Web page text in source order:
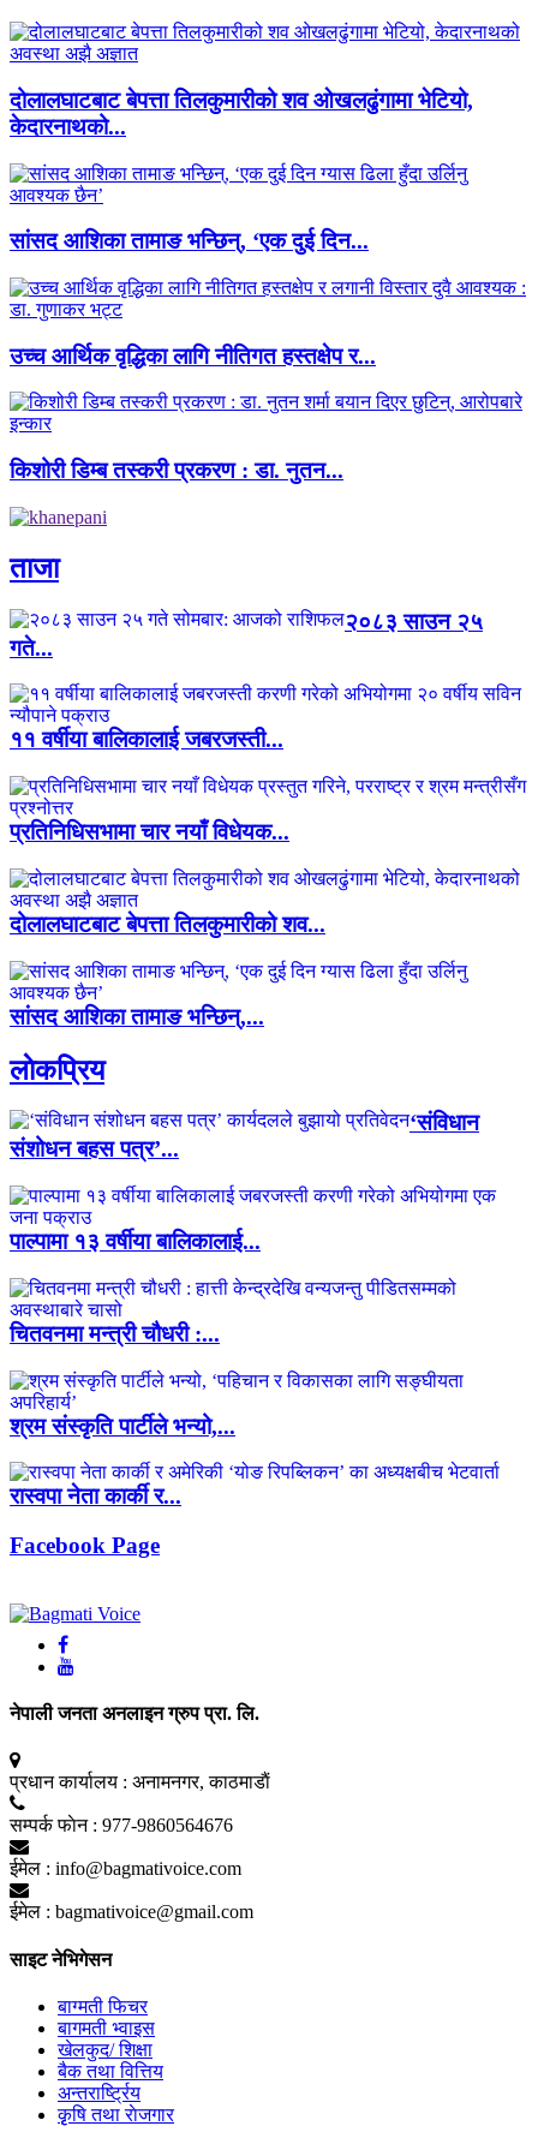
दोलालघाटबाट बेपत्ता तिलकुमारीको शव ओखलढुंगामा भेटियो,
केदारनाथको...
सांसद आशिका तामाङ भन्छिन्, ‘एक दुई दिन...
उच्च आर्थिक वृद्धिका लागि नीतिगत हस्तक्षेप र...
किशोरी डिम्ब तस्करी प्रकरण : डा. नुतन...
ताजा
२०८३ साउन २५
गते...
११ वर्षीया बालिकालाई जबरजस्ती...
प्रतिनिधिसभामा चार नयाँ विधेयक...
दोलालघाटबाट बेपत्ता तिलकुमारीको शव...
सांसद आशिका तामाङ भन्छिन्,...
लाेकप्रिय
‘संविधान
संशोधन बहस पत्र’...
पाल्पामा १३ वर्षीया बालिकालाई...
चितवनमा मन्त्री चौधरी :...
श्रम संस्कृति पार्टीले भन्यो,...
रास्वपा नेता कार्की र...
Facebook Page
नेपाली जनता अनलाइन ग्रुप प्रा. लि.
प्रधान कार्यालय : अनामनगर, काठमाडाैं
सम्पर्क फाेन : 977-9860564676
ईमेल : info@bagmativoice.com
ईमेल : bagmativoice@gmail.com
साइट नेभिगेसन
बाग्मती फिचर
बागमती भ्वाइस
खेलकुद/ शिक्षा
बैक तथा वित्तिय
अन्तरार्ष्ट्रिय
कृृषि तथा राेजगार